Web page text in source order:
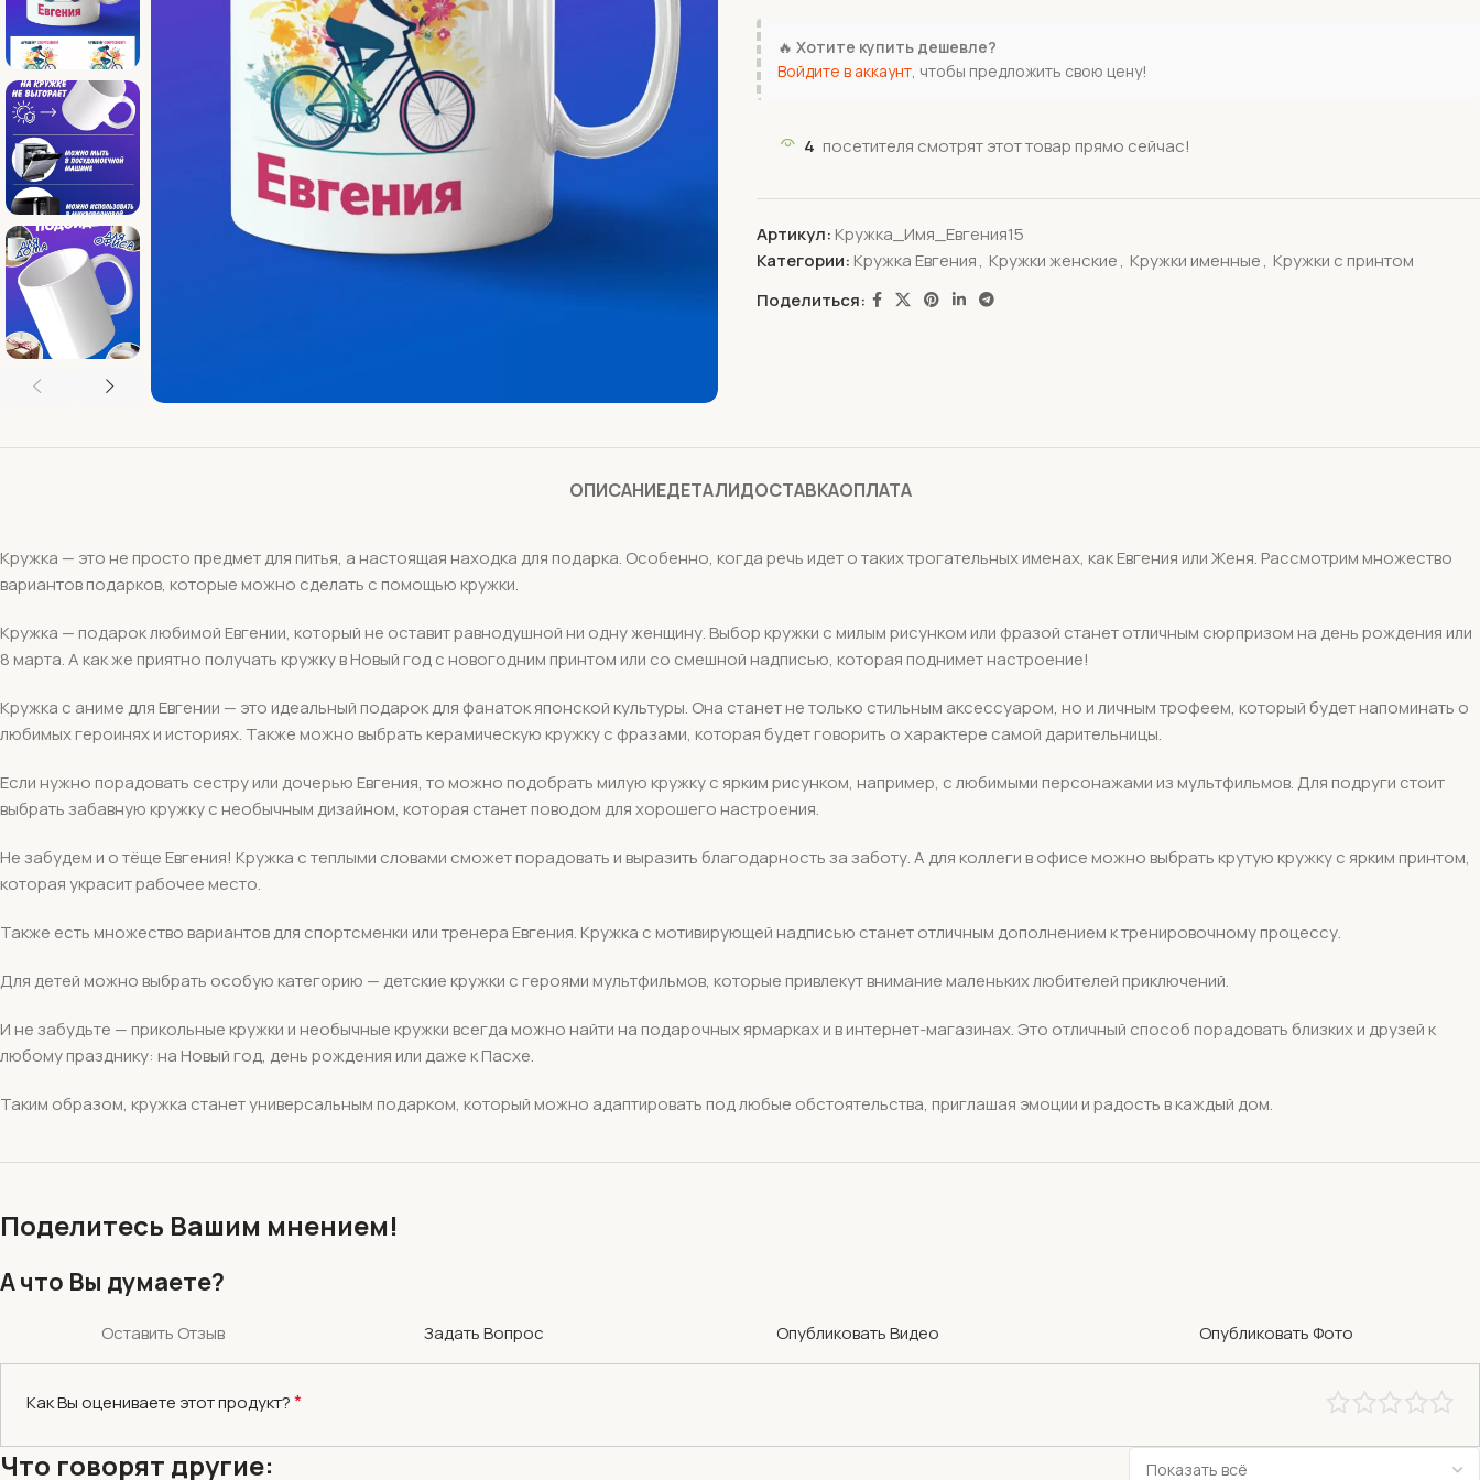
🔥 Хотите купить дешевле?
Войдите в аккаунт, чтобы предложить свою цену!
4 посетителя смотрят этот товар прямо сейчас!
Артикул: Кружка_Имя_Евгения15
Категории: Кружка Евгения, Кружки женские, Кружки именные, Кружки с принтом
Поделиться:
ОПИСАНИЕДЕТАЛИДОСТАВКАОПЛАТА
Кружка — это не просто предмет для питья, а настоящая находка для подарка. Особенно, когда речь идет о таких трогательных именах, как Евгения или Женя. Рассмотрим множество
вариантов подарков, которые можно сделать с помощью кружки.
Кружка — подарок любимой Евгении, который не оставит равнодушной ни одну женщину. Выбор кружки с милым рисунком или фразой станет отличным сюрпризом на день рождения или
8 марта. А как же приятно получать кружку в Новый год с новогодним принтом или со смешной надписью, которая поднимет настроение!
Кружка с аниме для Евгении — это идеальный подарок для фанаток японской культуры. Она станет не только стильным аксессуаром, но и личным трофеем, который будет напоминать о
любимых героинях и историях. Также можно выбрать керамическую кружку с фразами, которая будет говорить о характере самой дарительницы.
Если нужно порадовать сестру или дочерью Евгения, то можно подобрать милую кружку с ярким рисунком, например, с любимыми персонажами из мультфильмов. Для подруги стоит
выбрать забавную кружку с необычным дизайном, которая станет поводом для хорошего настроения.
Не забудем и о тёще Евгения! Кружка с теплыми словами сможет порадовать и выразить благодарность за заботу. А для коллеги в офисе можно выбрать крутую кружку с ярким принтом,
которая украсит рабочее место.
Также есть множество вариантов для спортсменки или тренера Евгения. Кружка с мотивирующей надписью станет отличным дополнением к тренировочному процессу.
Для детей можно выбрать особую категорию — детские кружки с героями мультфильмов, которые привлекут внимание маленьких любителей приключений.
И не забудьте — прикольные кружки и необычные кружки всегда можно найти на подарочных ярмарках и в интернет-магазинах. Это отличный способ порадовать близких и друзей к
любому празднику: на Новый год, день рождения или даже к Пасхе.
Таким образом, кружка станет универсальным подарком, который можно адаптировать под любые обстоятельства, приглашая эмоции и радость в каждый дом.
Поделитесь Вашим мнением!
А что Вы думаете?
Оставить Отзыв Задать Вопрос Опубликовать Видео Опубликовать Фото
Как Вы оцениваете этот продукт?*
Что говорят другие: